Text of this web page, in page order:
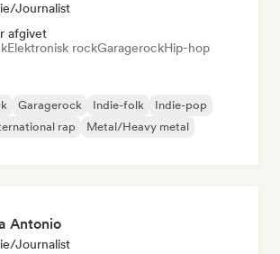
journalist
afgivet
Elektronisk rockGaragerockHip-hop
Garagerock Indie-folk
Indie-pop
rap
Metal/Heavy metal
Antonio
journalist